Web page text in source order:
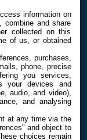
information on
combine and share
collected on this
of us, or obtained
purchases,
phone, precise
you services,
your devices and
audio, and video),
and analysing
at any time via the
and object to
choices remain